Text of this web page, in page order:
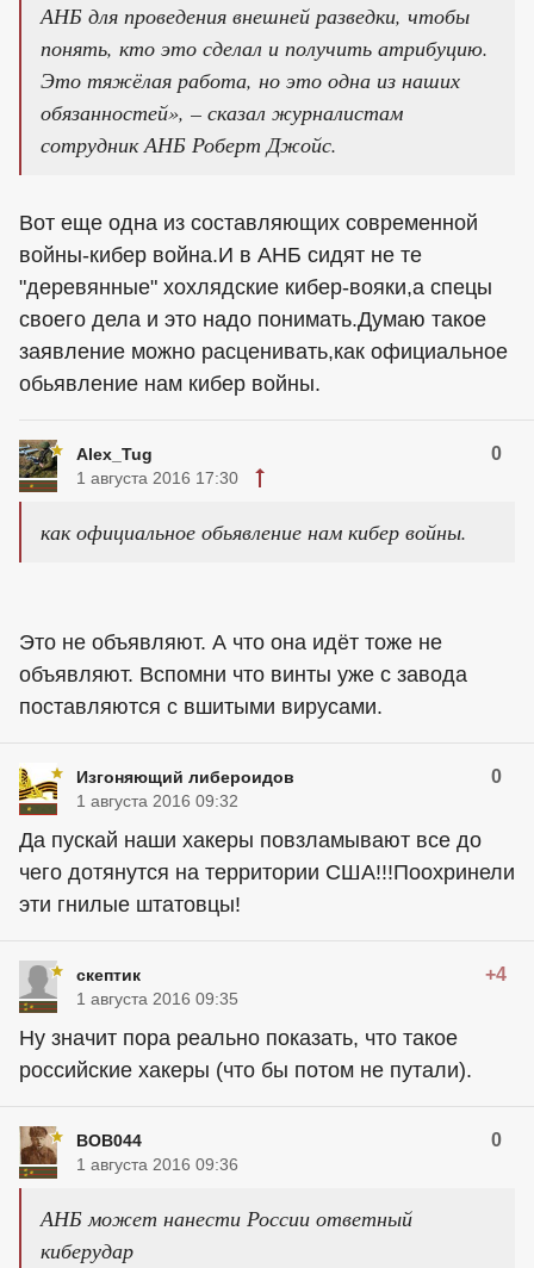
АНБ для проведения внешней разведки, чтобы
понять, кто это сделал и получить атрибуцию.
Это тяжёлая работа, но это одна из наших
обязанностей», – сказал журналистам
сотрудник АНБ Роберт Джойс.
Вот еще одна из составляющих современной
войны-кибер война.И в АНБ сидят не те
"деревянные" хохлядские кибер-вояки,а спецы
своего дела и это надо понимать.Думаю такое
заявление можно расценивать,как официальное
обьявление нам кибер войны.
Alex_Tug 0
1 августа 2016 17:30
как официальное обьявление нам кибер войны.
Это не объявляют. А что она идёт тоже не
объявляют. Вспомни что винты уже с завода
поставляются с вшитыми вирусами.
Изгоняющий либероидов 0
1 августа 2016 09:32
Да пускай наши хакеры повзламывают все до
чего дотянутся на территории США!!!Поохринели
эти гнилые штатовцы!
скептик +4
1 августа 2016 09:35
Ну значит пора реально показать, что такое
российские хакеры (что бы потом не путали).
BOB044 0
1 августа 2016 09:36
АНБ может нанести России ответный
киберудар